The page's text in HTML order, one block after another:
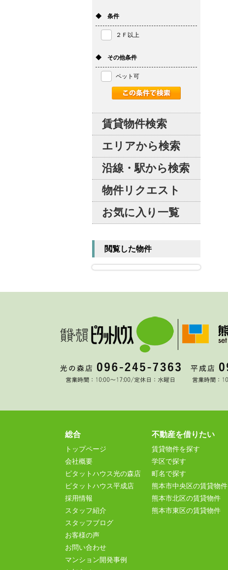
◆ 条件
２Ｆ以上
◆ その他条件
ペット可
賃貸物件検索
エリアから検索
沿線・駅から検索
物件リクエスト
お気に入り一覧
閲覧した物件
総合
トップページ
会社概要
ピタットハウス光の森店
ピタットハウス平成店
採用情報
スタッフ紹介
スタッフブログ
お客様の声
お問い合わせ
マンション開発事例
不動産を借りたい
賃貸物件を探す
学区で探す
町名で探す
熊本市中央区の賃貸物件
熊本市北区の賃貸物件
熊本市東区の賃貸物件